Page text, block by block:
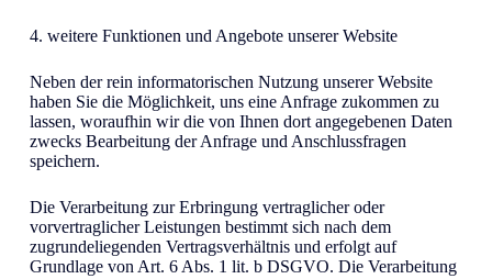
4. weitere Funktionen und Angebote unserer Website
Neben der rein informatorischen Nutzung unserer Website
haben Sie die Möglichkeit, uns eine Anfrage zukommen zu
lassen, woraufhin wir die von Ihnen dort angegebenen Daten
zwecks Bearbeitung der Anfrage und Anschlussfragen
speichern.
Die Verarbeitung zur Erbringung vertraglicher oder
vorvertraglicher Leistungen bestimmt sich nach dem
zugrundeliegenden Vertragsverhältnis und erfolgt auf
Grundlage von Art. 6 Abs. 1 lit. b DSGVO. Die Verarbeitung